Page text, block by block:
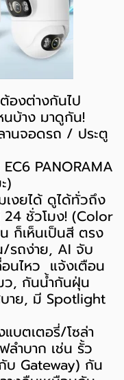
องต่างกันไป
นบ้าง มาดูกัน!
นจอดรถ / ประตู
PANORAMA
)
เงยได้ ดูได้ทั่วถึง
ชั่วโมง! (Color
ก็เห็นเป็นสี ตรง
รถง่าย, AI จับ
นไหว แจ้งเตือน
ว, กันน้ำกันฝุ่น
าย, มี Spotlight
บตเตอรี่/โซล่า
ลำบาก เช่น รั้ว
บ Gateway) กัน